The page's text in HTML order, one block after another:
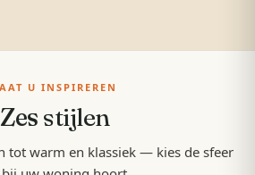
U INSPIREREN
Zes stijlen
tot warm en klassiek — kies de sfeer